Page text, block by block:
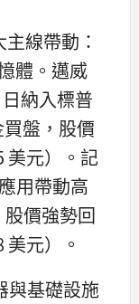
線帶動：
體。邁威
納入標普
盤，股價
美元）。記
用帶動高
價強勢回
元）。
與基礎設施